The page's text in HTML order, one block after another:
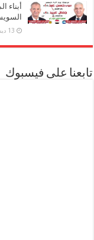
أبناء
13 ديسمبر، 2020
تابعنا على فيسبوك